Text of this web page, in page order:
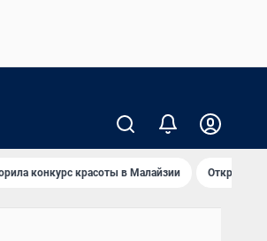
конкурс красоты в Малайзии Открыл